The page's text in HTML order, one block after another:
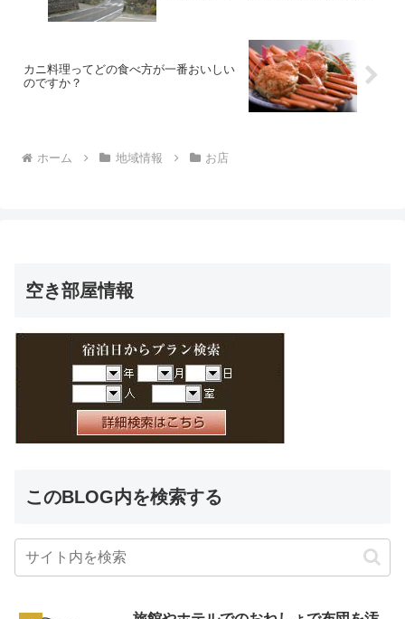
カニ料理ってどの食べ方が一番おいしい
のですか？
ホーム 地域情報 お店
空き部屋情報
このBLOG内を検索する